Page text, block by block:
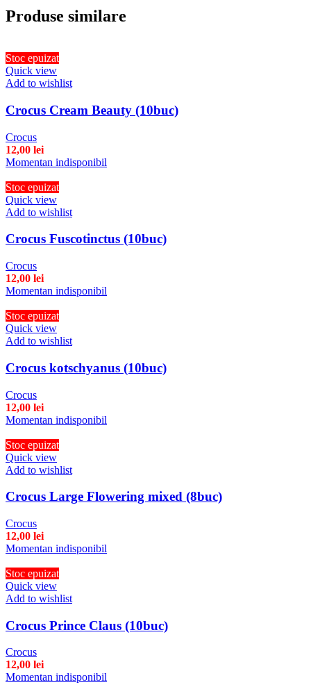
Produse similare
Stoc epuizat
Quick view
Add to wishlist
Crocus Cream Beauty (10buc)
Crocus
12,00 lei
Momentan indisponibil
Stoc epuizat
Quick view
Add to wishlist
Crocus Fuscotinctus (10buc)
Crocus
12,00 lei
Momentan indisponibil
Stoc epuizat
Quick view
Add to wishlist
Crocus kotschyanus (10buc)
Crocus
12,00 lei
Momentan indisponibil
Stoc epuizat
Quick view
Add to wishlist
Crocus Large Flowering mixed (8buc)
Crocus
12,00 lei
Momentan indisponibil
Stoc epuizat
Quick view
Add to wishlist
Crocus Prince Claus (10buc)
Crocus
12,00 lei
Momentan indisponibil